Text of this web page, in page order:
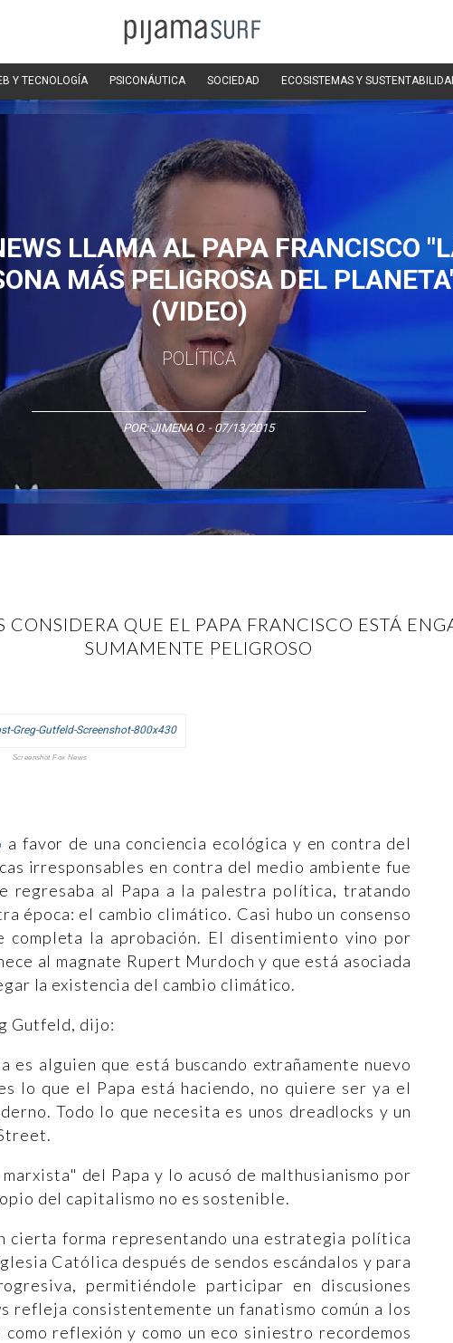
Y TECNOLOGÍA PSICONÁUTICA SOCIEDAD ECOSISTEMAS Y
LLAMA AL PAPA FRANCISCO
MÁS PELIGROSA DEL
(VIDEO)
POLÍTICA
POR:JIMENA O. - 07/13/2015
QUE EL PAPA FRANCISCO ESTÁ
SUMAMENTE PELIGROSO
Screenshot Fox News
a favor de una conciencia ecológica y en contra del
irresponsables en contra del medio ambiente fue
regresaba al Papa a la palestra política, tratando
época: el cambio climático. Casi hubo un consenso
la aprobación. El disentimiento vino por
al magnate Rupert Murdoch y que está asociada
la existencia del cambio climático.
Gutfeld, dijo:
es alguien que está buscando extrañamente nuevo
lo que el Papa está haciendo, no quiere ser ya el
Todo lo que necesita es unos dreadlocks y un
del Papa y lo acusó de malthusianismo por
del capitalismo no es sostenible.
cierta forma representando una estrategia política
Católica después de sendos escándalos y para
permitiéndole participar en discusiones
refleja consistentemente un fanatismo común a los
reflexión y como un eco siniestro recordemos